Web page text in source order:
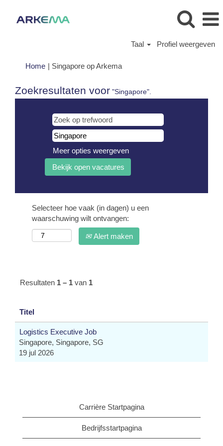
Taal Profiel weergeven
Home | Singapore op Arkema(huidige
Zoekresultaten voor "Singapore".
Meer opties weergeven
Selecteer hoe vaak (in dagen) u een
waarschuwing wilt ontvangen:
Alert maken
Resultaten 1 – 1 van 1
Titel
Logistics Executive Job
Singapore, Singapore, SG
19 jul 2026
Carrière Startpagina
Bedrijfsstartpagina